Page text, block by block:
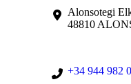
Alonsotegi
48810
+34 944 982